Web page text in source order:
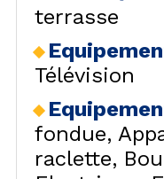
terrasse
Télévision
fondue
raclette